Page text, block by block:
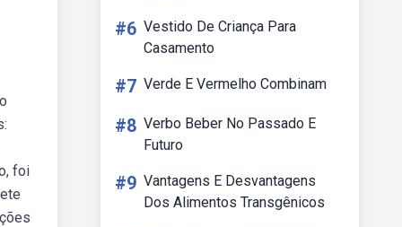
foi
#6 Vestido De Criança Para
Casamento
#7 Verde E Vermelho Combinam
#8 Verbo Beber No Passado E
Futuro
#9 Vantagens E Desvantagens
Dos Alimentos Transgênicos